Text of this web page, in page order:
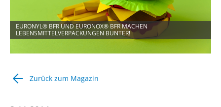
EURONYL® BFR UND EURONOX® BFR MACHEN
LEBENSMITTELVERPACKUNGEN BUNTER!
Zurück zum Magazin